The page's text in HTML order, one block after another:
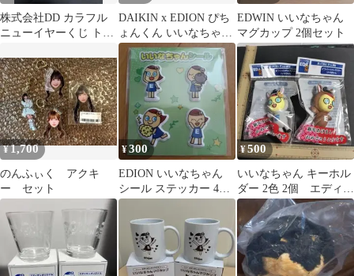
株式会社DD カラフル
ニューイヤーくじ トレ
DAIKIN x EDION ぴち
ょんくん いいなちゃん
保冷バッグ
EDWIN いいなちゃん
マグカップ 2個セット
¥1,700
のんふぃく アクキ
ー セット
¥300
EDION いいなちゃん
シール ステッカー 4種
セット
¥500
いいなちゃん キーホル
ダー 2色 2個 エディオ
ン EDION